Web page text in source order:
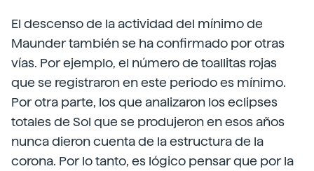
El descenso de la actividad del mínimo de
Maunder también se ha confirmado por otras
vías. Por ejemplo, el número de toallitas rojas
que se registraron en este periodo es mínimo.
Por otra parte, los que analizaron los eclipses
totales de Sol que se produjeron en esos años
nunca dieron cuenta de la estructura de la
corona. Por lo tanto, es lógico pensar que por la